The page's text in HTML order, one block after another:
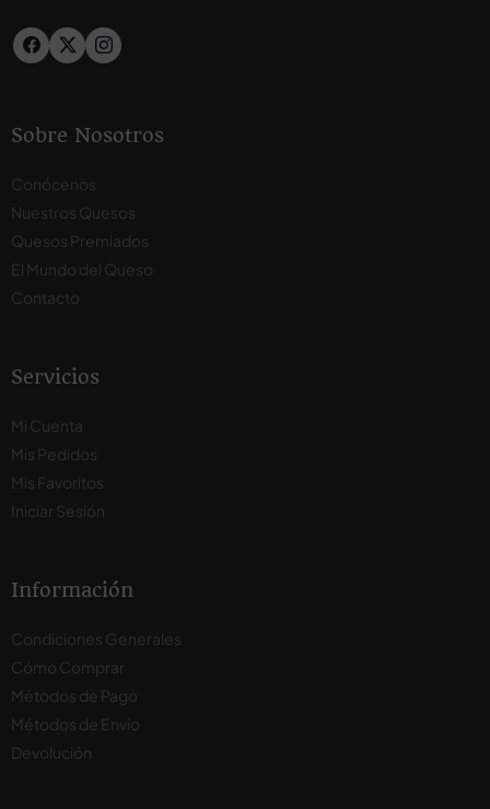
Sobre Nosotros
Conócenos
Nuestros Quesos
Quesos Premiados
El Mundo del Queso
Contacto
Servicios
Mi Cuenta
Mis Pedidos
Mis Favoritos
Iniciar Sesión
Información
Condiciones Generales
Cómo Comprar
Métodos de Pago
Métodos de Envío
Devolución